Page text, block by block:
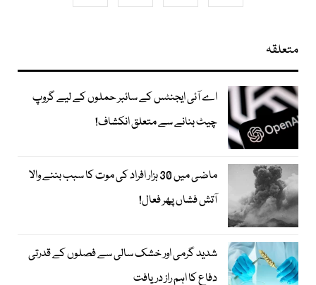
متعلقہ
اے آئی ایجنٹس کے سائبر حملوں کے لیے گروپ
چیٹ بنانے سے متعلق انکشاف!
ماضی میں 30 ہزار افراد کی موت کا سبب بننے والا
آتش فشاں پھر فعال!
شدید گرمی اور خشک سالی سے فصلوں کے قدرتی
دفاع کا اہم راز دریافت